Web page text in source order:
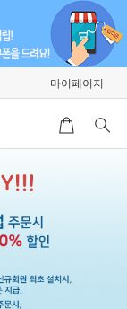
마이페이지